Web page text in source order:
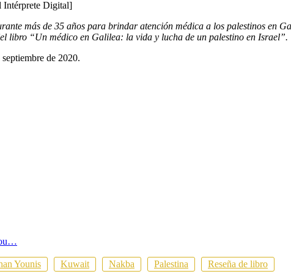
Intérprete Digital]
más de 35 años para brindar atención médica a los palestinos en
libro “Un médico en Galilea: la vida y lucha de un palestino en Israel”.
de 2020.
Younis Kuwait Nakba Palestina Reseña de libro